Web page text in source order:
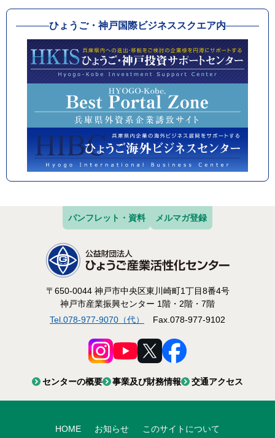
ひょうご・神戸国際ビジネススクエア内
パンフレット・資料 メルマガ登録
〒650-0044 神戸市中央区東川崎町1丁目8番4号
神戸市産業振興センター 1階・2階・7階
Tel.078-977-9070（代）
Fax.078-977-9102
センターの概要 事業及び財務情報 交通アクセス
HOME お知らせ このサイトについて